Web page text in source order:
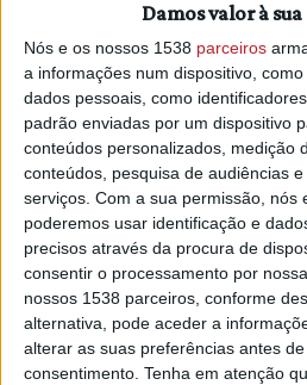
Damos valor à
Nós e os nossos 1538 parceiros
a informações num dispositivo,
dados pessoais, como
padrão enviadas por um dispositivo
conteúdos personalizados, medição
conteúdos, pesquisa de audiências
serviços. Com a sua permissão, nós
poderemos usar identificação e
precisos através da procura de
consentir o processamento por
nossos 1538 parceiros, conforme
alternativa, pode aceder a
alterar as suas preferências antes
consentimento. Tenha em atenção
Mais de
reportaram
em 2024
7/02/2025 às
Infarmed
ensaios
meses de
15/01/2023 às